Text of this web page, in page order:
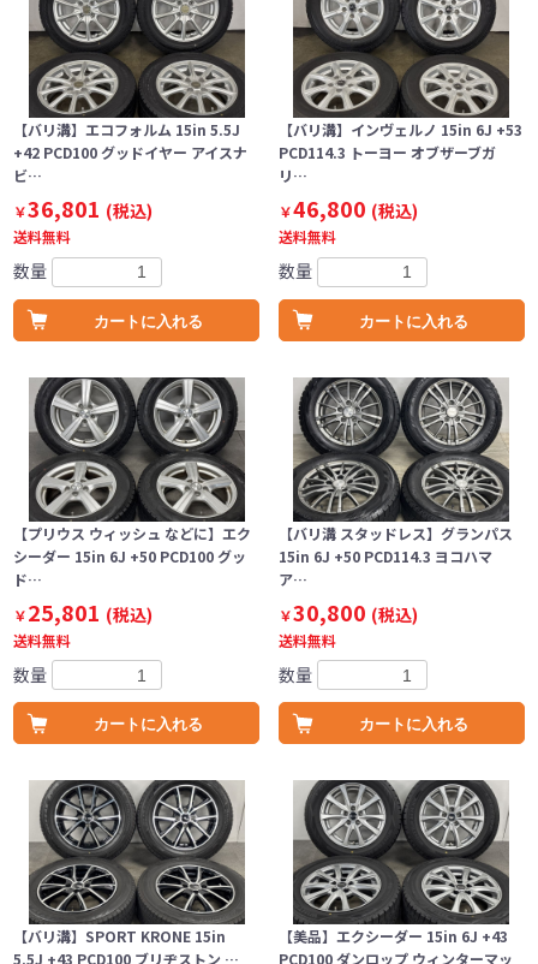
【バリ溝】エコフォルム 15in 5.5J
+42 PCD100 グッドイヤー アイスナ
ビ…
￥36,801 (税込)
送料無料
数量
カートに入れる
【バリ溝】インヴェルノ 15in 6J +53
PCD114.3 トーヨー オブザーブガ
リ…
￥46,800 (税込)
送料無料
数量
カートに入れる
【プリウス ウィッシュ などに】エク
シーダー 15in 6J +50 PCD100 グッ
ド…
￥25,801 (税込)
送料無料
数量
カートに入れる
【バリ溝 スタッドレス】グランパス
15in 6J +50 PCD114.3 ヨコハマ
ア…
￥30,800 (税込)
送料無料
数量
カートに入れる
【バリ溝】SPORT KRONE 15in
5.5J +43 PCD100 ブリヂストン …
【美品】エクシーダー 15in 6J +43
PCD100 ダンロップ ウィンターマッ